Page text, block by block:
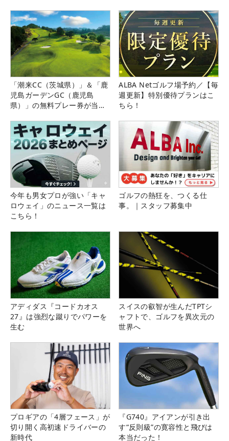
「潮来CC（茨城県）」＆「鹿
児島ガーデンGC（鹿児島
県）」の無料プレー券が当た
ALBA Netゴルフ場予約／【毎
週更新】特別優待プランはこ
ちら！
今年も男女プロが強い「キャ
ロウェイ」のニュース一覧は
こちら！
ゴルフの熱狂を、つくる仕
事。｜スタッフ募集中
アディダス『コードカオス
27』は強烈な蹴りでパワーを
生む
スイスの叡智が生んだTPTシ
ャフトで、ゴルフを異次元の
世界へ
プロギアの「4層フェース」が
切り開く高初速ドライバーの
新時代
『G740』アイアンが引き出
す“反則級”の寛容性と飛びは
本当だった！